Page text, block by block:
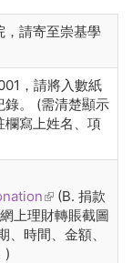
，請寄至崇基學
，請將入數紙
錄。 (需清楚顯示
欄寫上姓名、項
(link is
external)
(B. 捐款
上理財轉賬截圖
時間、金額、
)